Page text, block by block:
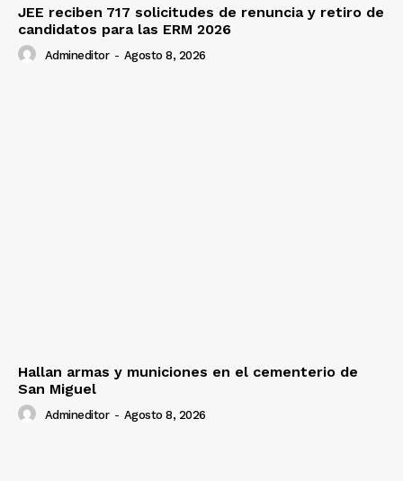
JEE reciben 717 solicitudes de renuncia y retiro de
candidatos para las ERM 2026
Admineditor - Agosto 8, 2026
Hallan armas y municiones en el cementerio de
San Miguel
Admineditor - Agosto 8, 2026